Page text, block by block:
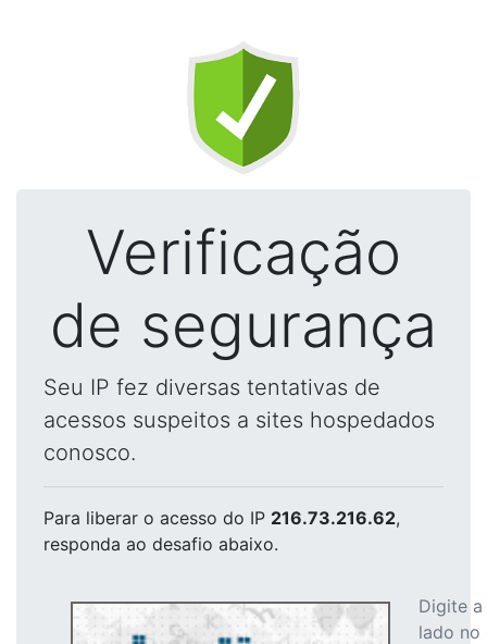
Verificação
de segurança
Seu IP fez diversas tentativas de
acessos suspeitos a sites hospedados
conosco.
Para liberar o acesso do IP 216.73.216.62,
responda ao desafio abaixo.
Digite
lado no